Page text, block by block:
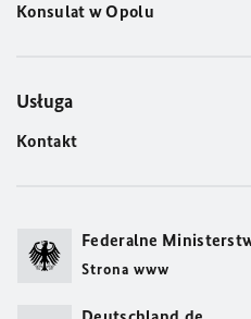
Konsulat w Opolu
Usługa
Kontakt
Federalne
Strona www